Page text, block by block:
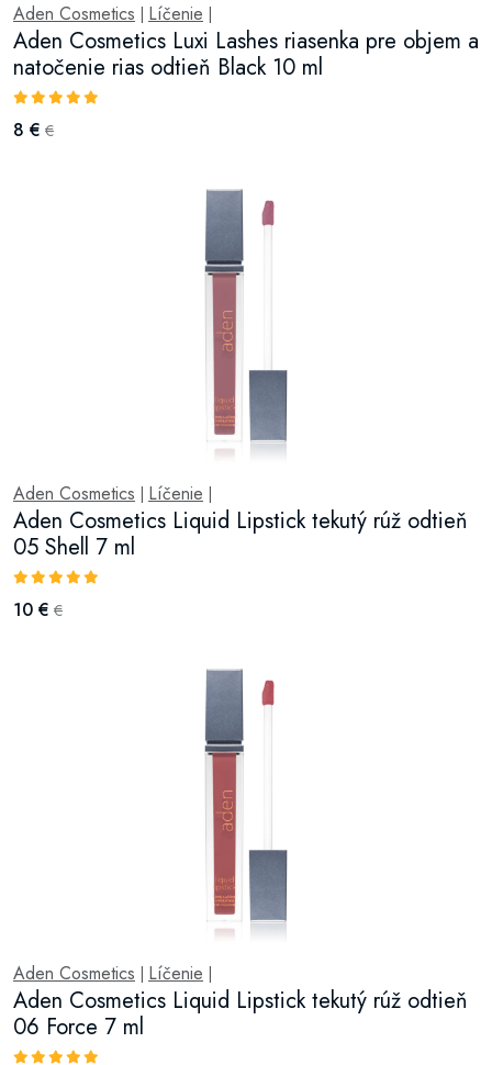
Aden Cosmetics Líčenie
Aden Cosmetics Luxi Lashes riasenka pre objem a
natočenie rias odtieň Black 10 ml
8 € €
Aden Cosmetics Líčenie
Aden Cosmetics Liquid Lipstick tekutý rúž odtieň
05 Shell 7 ml
10 € €
Aden Cosmetics Líčenie
Aden Cosmetics Liquid Lipstick tekutý rúž odtieň
06 Force 7 ml